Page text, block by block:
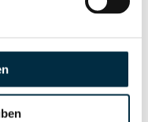
Vollständiges